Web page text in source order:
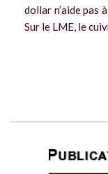
dollar n’aide pas à
Sur le LME, le